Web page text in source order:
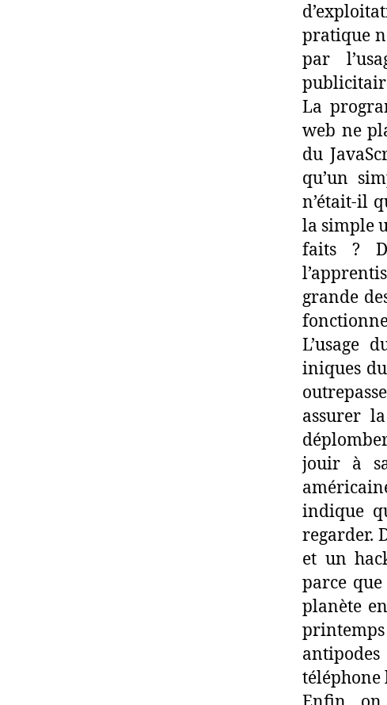
pratique
par
La
web ne
du
qu’un
n’était-il
la simple
faits ?
grande
L’usage
iniques
assurer
jouir à
indique
regarder.
et un
parce que
planète
téléphone